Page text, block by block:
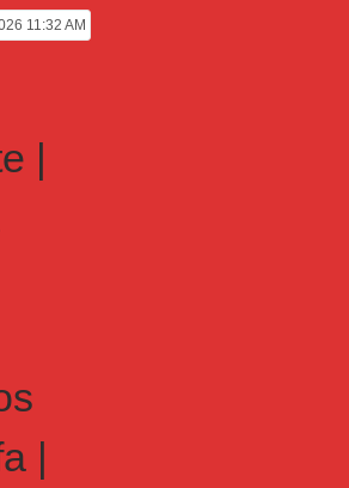
11:32 AM